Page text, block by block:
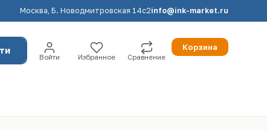
Москва, Б. Новодмитровская 14с2info@ink-market.ru
Войти Избранное Сравнение
Корзина